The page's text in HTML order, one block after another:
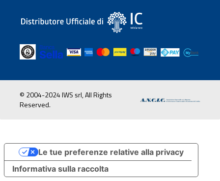
© 2004-2024 IWS srl, All Rights
Reserved.
Informativa sulla raccolta
Le tue preferenze relative alla privacy